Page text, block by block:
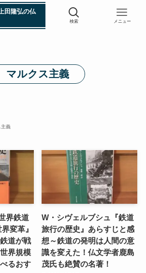
鸞伝
カ仏跡紀行
征～ガンジス川の聖地を訪ねて
征～インド中南部の遺跡を訪ねて
ンカ紀行
田隆弘の仏
検索 メニュー
マルクス主義
主義
界鉄道
変革』
道が戦
界規模
るおす
W・シヴェルブシュ『鉄道
旅行の歴史』あらすじと感
想～鉄道の発明は人間の意
識を変えた！仏文学者鹿島
茂氏も絶賛の名著！